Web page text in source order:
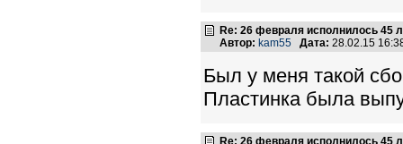
Re: 26 февраля исполнилось 45
Автор: kam55 Дата: 28.02.15
Был у меня такой
Пластинка была
Re: 26 февраля исполнилось 45